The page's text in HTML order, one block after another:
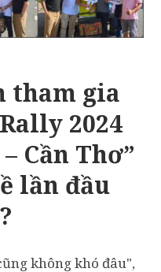
tham gia
2024
Cần Thơ”
lần đầu
không khó đâu",